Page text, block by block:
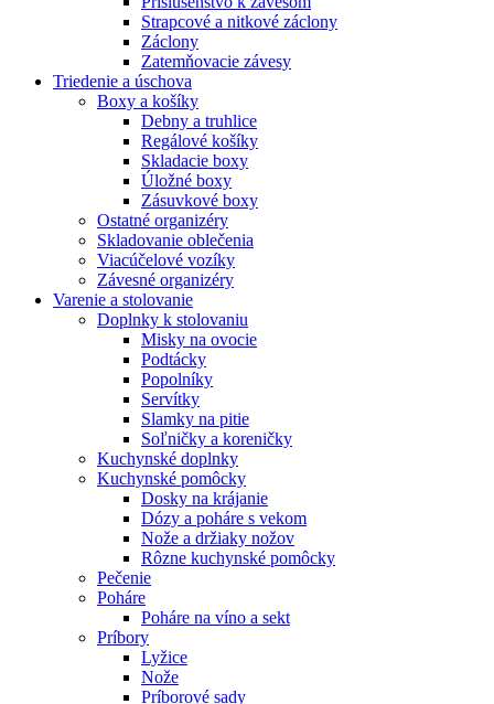
Strapcové a nitkové záclony
Záclony
Zatemňovacie závesy
Triedenie a úschova
Boxy a košíky
Debny a truhlice
Regálové košíky
Skladacie boxy
Úložné boxy
Zásuvkové boxy
Ostatné organizéry
Skladovanie oblečenia
Viacúčelové vozíky
Závesné organizéry
Varenie a stolovanie
Doplnky k stolovaniu
Misky na ovocie
Podtácky
Popolníky
Servítky
Slamky na pitie
Soľničky a koreničky
Kuchynské doplnky
Kuchynské pomôcky
Dosky na krájanie
Dózy a poháre s vekom
Nože a držiaky nožov
Rôzne kuchynské pomôcky
Pečenie
Poháre
Poháre na víno a sekt
Príbory
Lyžice
Nože
Príborové sady